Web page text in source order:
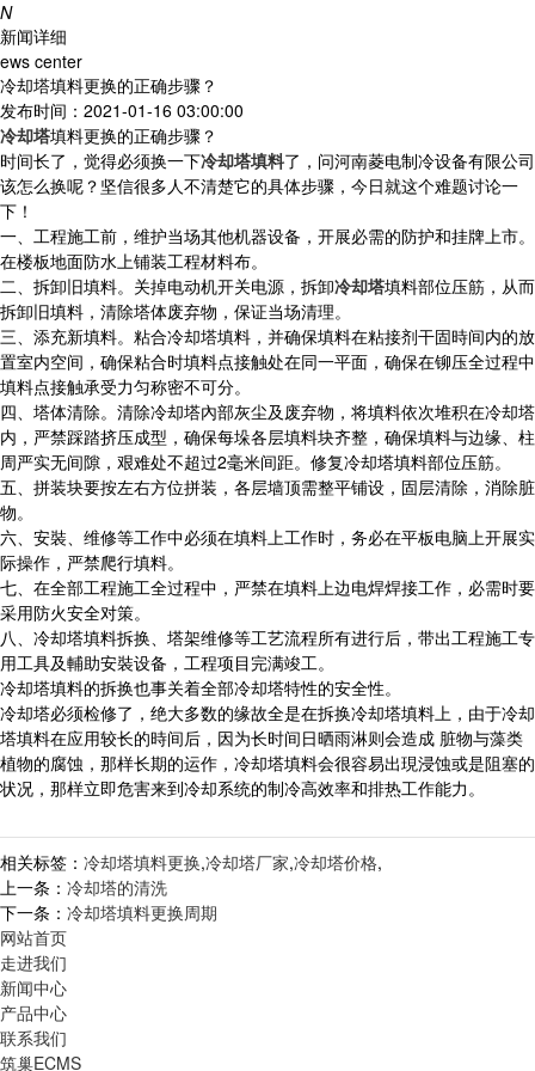
N
新闻详细
ews center
冷却塔填料更换的正确步骤？
发布时间：2021-01-16 03:00:00
冷却塔填料更换的正确步骤？
时间长了，觉得必须换一下冷却塔填料了，问河南菱电制冷设备有限公司
该怎么换呢？坚信很多人不清楚它的具体步骤，今日就这个难题讨论一
下！
一、工程施工前，维护当场其他机器设备，开展必需的防护和挂牌上市。
在楼板地面防水上铺装工程材料布。
二、拆卸旧填料。关掉电动机开关电源，拆卸冷却塔填料部位压筋，从而
拆卸旧填料，清除塔体废弃物，保证当场清理。
三、添充新填料。粘合冷却塔填料，并确保填料在粘接剂干固時间内的放
置室内空间，确保粘合时填料点接触处在同一平面，确保在铆压全过程中
填料点接触承受力匀称密不可分。
四、塔体清除。清除冷却塔內部灰尘及废弃物，将填料依次堆积在冷却塔
内，严禁踩踏挤压成型，确保每垛各层填料块齐整，确保填料与边缘、柱
周严实无间隙，艰难处不超过2毫米间距。修复冷却塔填料部位压筋。
五、拼装块要按左右方位拼装，各层墙顶需整平铺设，固层清除，消除脏
物。
六、安裝、维修等工作中必须在填料上工作时，务必在平板电脑上开展实
际操作，严禁爬行填料。
七、在全部工程施工全过程中，严禁在填料上边电焊焊接工作，必需时要
采用防火安全对策。
八、冷却塔填料拆换、塔架维修等工艺流程所有进行后，带出工程施工专
用工具及輔助安裝设备，工程项目完满竣工。
冷却塔填料的拆换也事关着全部冷却塔特性的安全性。
冷却塔必须检修了，绝大多数的缘故全是在拆换冷却塔填料上，由于冷却
塔填料在应用较长的時间后，因为长时间日晒雨淋则会造成 脏物与藻类
植物的腐蚀，那样长期的运作，冷却塔填料会很容易出現浸蚀或是阻塞的
状况，那样立即危害来到冷却系统的制冷高效率和排热工作能力。
相关标签： 冷却塔填料更换,冷却塔厂家,冷却塔价格,
上一条： 冷却塔的清洗
下一条： 冷却塔填料更换周期
网站首页
走进我们
新闻中心
产品中心
联系我们
筑巢ECMS